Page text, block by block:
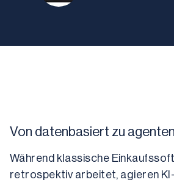
Von datenbasiert zu
Während klassische
retrospektiv arbeitet, agieren